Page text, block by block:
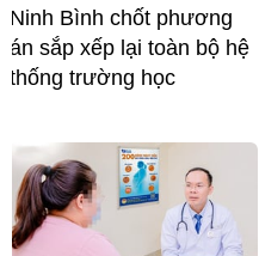
Ninh Bình chốt phương
án sắp xếp lại toàn bộ hệ
thống trường học